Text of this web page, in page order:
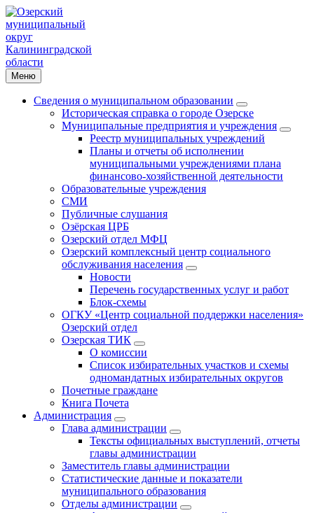
Меню
Сведения о муниципальном образовании
Историческая справка о городе Озерске
Муниципальные предприятия и учреждения
Реестр муниципальных учреждений
Планы и отчеты об исполнении
муниципальными учреждениями плана
финансово-хозяйственной деятельности
Образовательные учреждения
СМИ
Публичные слушания
Озёрская ЦРБ
Озерский отдел МФЦ
Озерский комплексный центр социального
обслуживания населения
Новости
Перечень государственных услуг и работ
Блок-схемы
ОГКУ «Центр социальной поддержки населения»
Озерский отдел
Озерская ТИК
О комиссии
Список избирательных участков и схемы
одномандатных избирательных округов
Почетные граждане
Книга Почета
Администрация
Глава администрации
Тексты официальных выступлений, отчеты
главы администрации
Заместитель главы администрации
Статистические данные и показатели
муниципального образования
Отделы администрации